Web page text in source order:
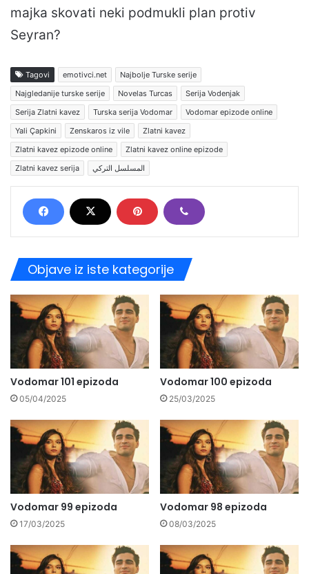
majka skovati neki podmukli plan protiv
Seyran?
Tagovi emotivci.net
Najbolje Turske serije
Najgledanije turske serije
Novelas Turcas
Serija Vodenjak
Serija Zlatni kavez
Turska serija Vodomar
Vodomar epizode online
Yali Çapkini
Zenskaros iz vile
Zlatni kavez
Zlatni kavez epizode online
Zlatni kavez online epizode
Zlatni kavez serija
المسلسل التركي
Objave iz iste kategorije
Vodomar 101 epizoda
05/04/2025
Vodomar 100 epizoda
25/03/2025
Vodomar 99 epizoda
17/03/2025
Vodomar 98 epizoda
08/03/2025